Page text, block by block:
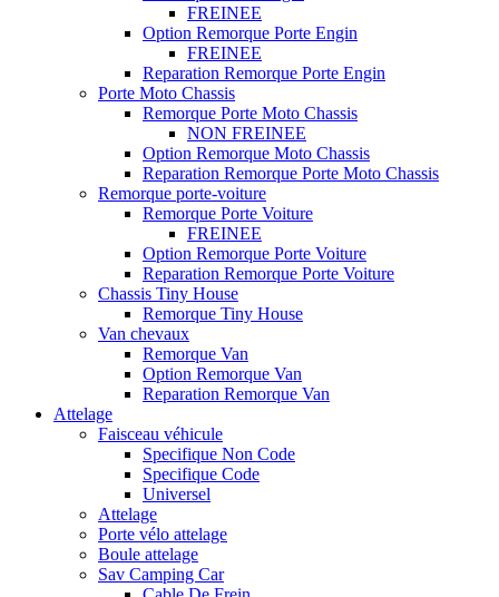
FREINEE
Option Remorque Porte Engin
FREINEE
Reparation Remorque Porte Engin
Porte Moto Chassis
Remorque Porte Moto Chassis
NON FREINEE
Option Remorque Moto Chassis
Reparation Remorque Porte Moto Chassis
Remorque porte-voiture
Remorque Porte Voiture
FREINEE
Option Remorque Porte Voiture
Reparation Remorque Porte Voiture
Chassis Tiny House
Remorque Tiny House
Van chevaux
Remorque Van
Option Remorque Van
Reparation Remorque Van
Attelage
Faisceau véhicule
Specifique Non Code
Specifique Code
Universel
Attelage
Porte vélo attelage
Boule attelage
Sav Camping Car